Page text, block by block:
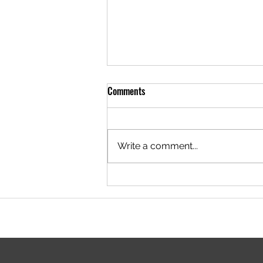
Saisoneröffnung 2026
Comments
Write a comment...